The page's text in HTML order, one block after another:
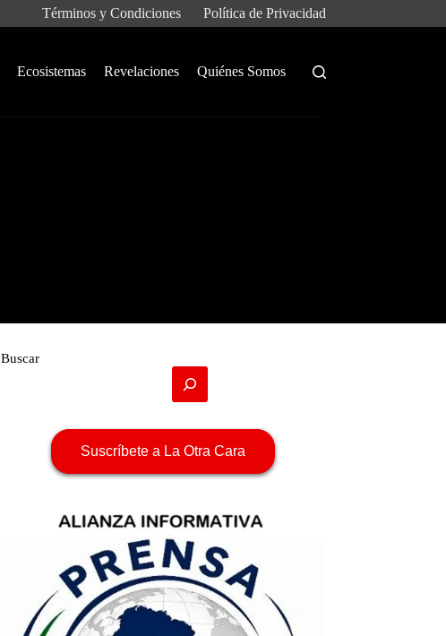
Términos y Condiciones Política de Privacidad
Ecosistemas Revelaciones Quiénes Somos
Buscar
Suscríbete a La Otra Cara